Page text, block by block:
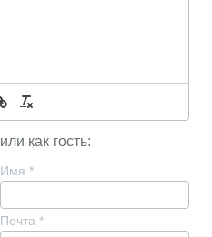
или как гость:
Имя *
Почта *